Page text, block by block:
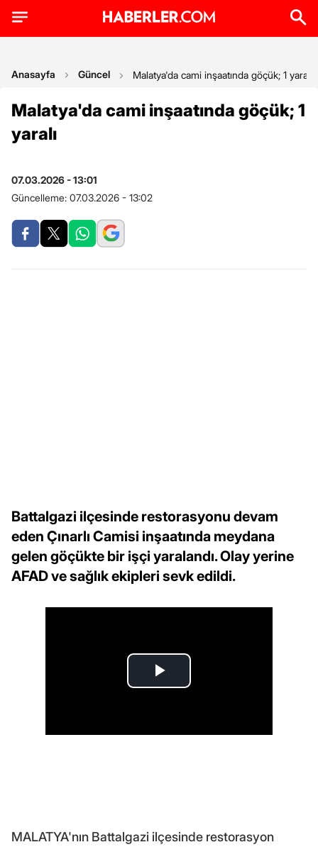
Anasayfa Güncel Malatya'da cami inşaatında göçük; 1 yaralı
Malatya'da cami inşaatında göçük; 1
yaralı
07.03.2026 - 13:01
Güncelleme: 07.03.2026 - 13:02
Battalgazi ilçesinde restorasyonu devam
eden Çınarlı Camisi inşaatında meydana
gelen göçükte bir işçi yaralandı. Olay yerine
AFAD ve sağlık ekipleri sevk edildi.
MALATYA'nın Battalgazi ilçesinde restorasyon